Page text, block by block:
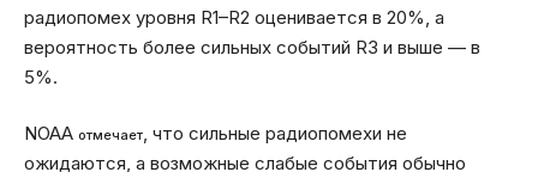
радиопомех уровня R1–R2 оценивается в 20%, а
вероятность более сильных событий R3 и выше — в
5%.
NOAA отмечает, что сильные радиопомехи не
ожидаются, а возможные слабые события обычно